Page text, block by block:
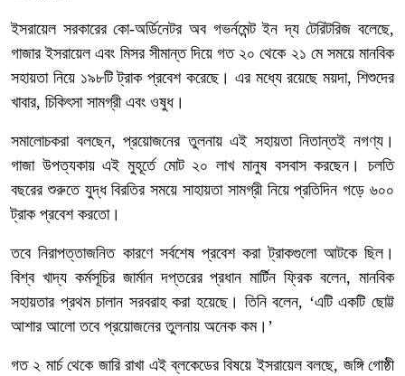
ইসরায়েল সরকারের কো-অর্ডিনেটর অব গভর্নমেন্ট ইন দ্য টেরিটরিজ বলেছে,
গাজার ইসরায়েল এবং মিসর সীমান্ত দিয়ে গত ২০ থেকে ২১ মে সময়ে মানবিক
সহায়তা নিয়ে ১৯৮টি ট্রাক প্রবেশ করেছে। এর মধ্যে রয়েছে ময়দা, শিশুদের
খাবার, চিকিৎসা সামগ্রী এবং ওষুধ।
সমালোচকরা বলছেন, প্রয়োজনের তুলনায় এই সহায়তা নিতান্তই নগণ্য।
গাজা উপত্যকায় এই মুহূর্তে মোট ২০ লাখ মানুষ বসবাস করছেন। চলতি
বছরের শুরুতে যুদ্ধ বিরতির সময়ে সাহায়তা সামগ্রী নিয়ে প্রতিদিন গড়ে ৬০০
ট্রাক প্রবেশ করতো।
তবে নিরাপত্তাজনিত কারণে সর্বশেষ প্রবেশ করা ট্রাকগুলো আটকে ছিল।
বিশ্ব খাদ্য কর্মসূচির জার্মান দপ্তরের প্রধান মার্টিন ফ্রিক বলেন, মানবিক
সহায়তার প্রথম চালান সরবরাহ করা হয়েছে। তিনি বলেন, ‘এটি একটি ছোট্ট
আশার আলো তবে প্রয়োজনের তুলনায় অনেক কম।’
গত ২ মার্চ থেকে জারি রাখা এই ব্লকেডের বিষয়ে ইসরায়েল বলছে, জঙ্গি গোষ্ঠী